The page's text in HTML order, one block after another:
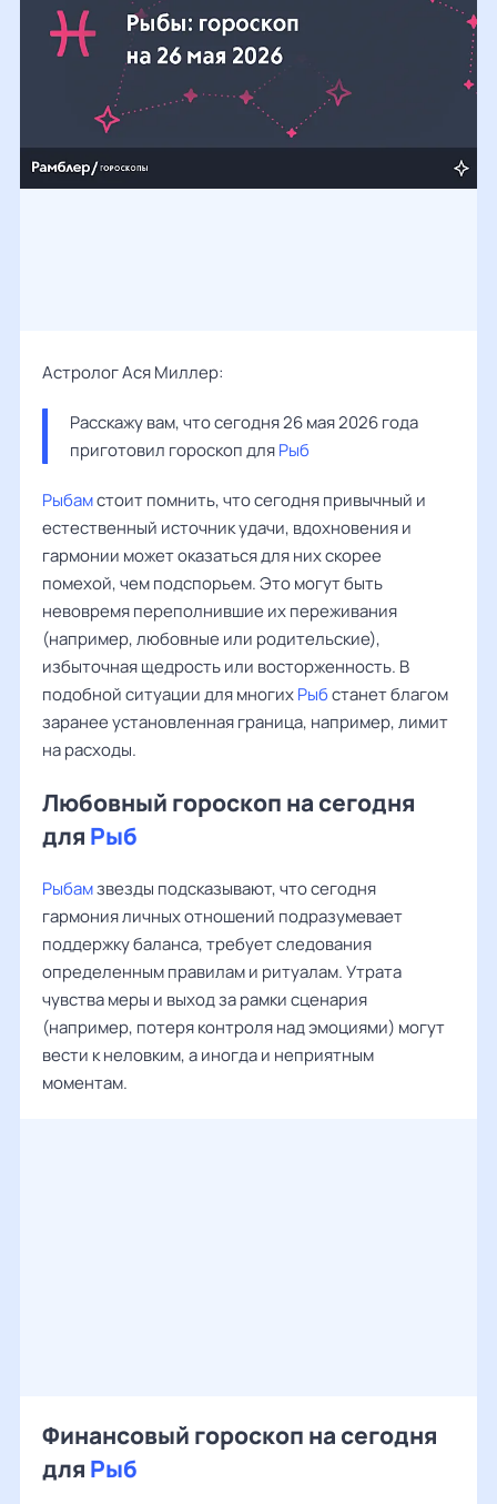
Астролог Ася Миллер:
Расскажу вам, что сегодня 26 мая 2026 года
приготовил гороскоп для Рыб
Рыбамстоит помнить, что сегодня привычный и
естественный источник удачи, вдохновения и
гармонии может оказаться для них скорее
помехой, чем подспорьем. Это могут быть
невовремя переполнившие их переживания
(например, любовные или родительские),
избыточная щедрость или восторженность. В
подобной ситуации для многихРыбстанет благом
заранее установленная граница, например, лимит
на расходы.
Любовный гороскоп на сегодня
для Рыб
Рыбамзвезды подсказывают, что сегодня
гармония личных отношений подразумевает
поддержку баланса, требует следования
определенным правилам и ритуалам. Утрата
чувства меры и выход за рамки сценария
(например, потеря контроля над эмоциями) могут
вести к неловким, а иногда и неприятным
моментам.
Финансовый гороскоп на сегодня
для Рыб